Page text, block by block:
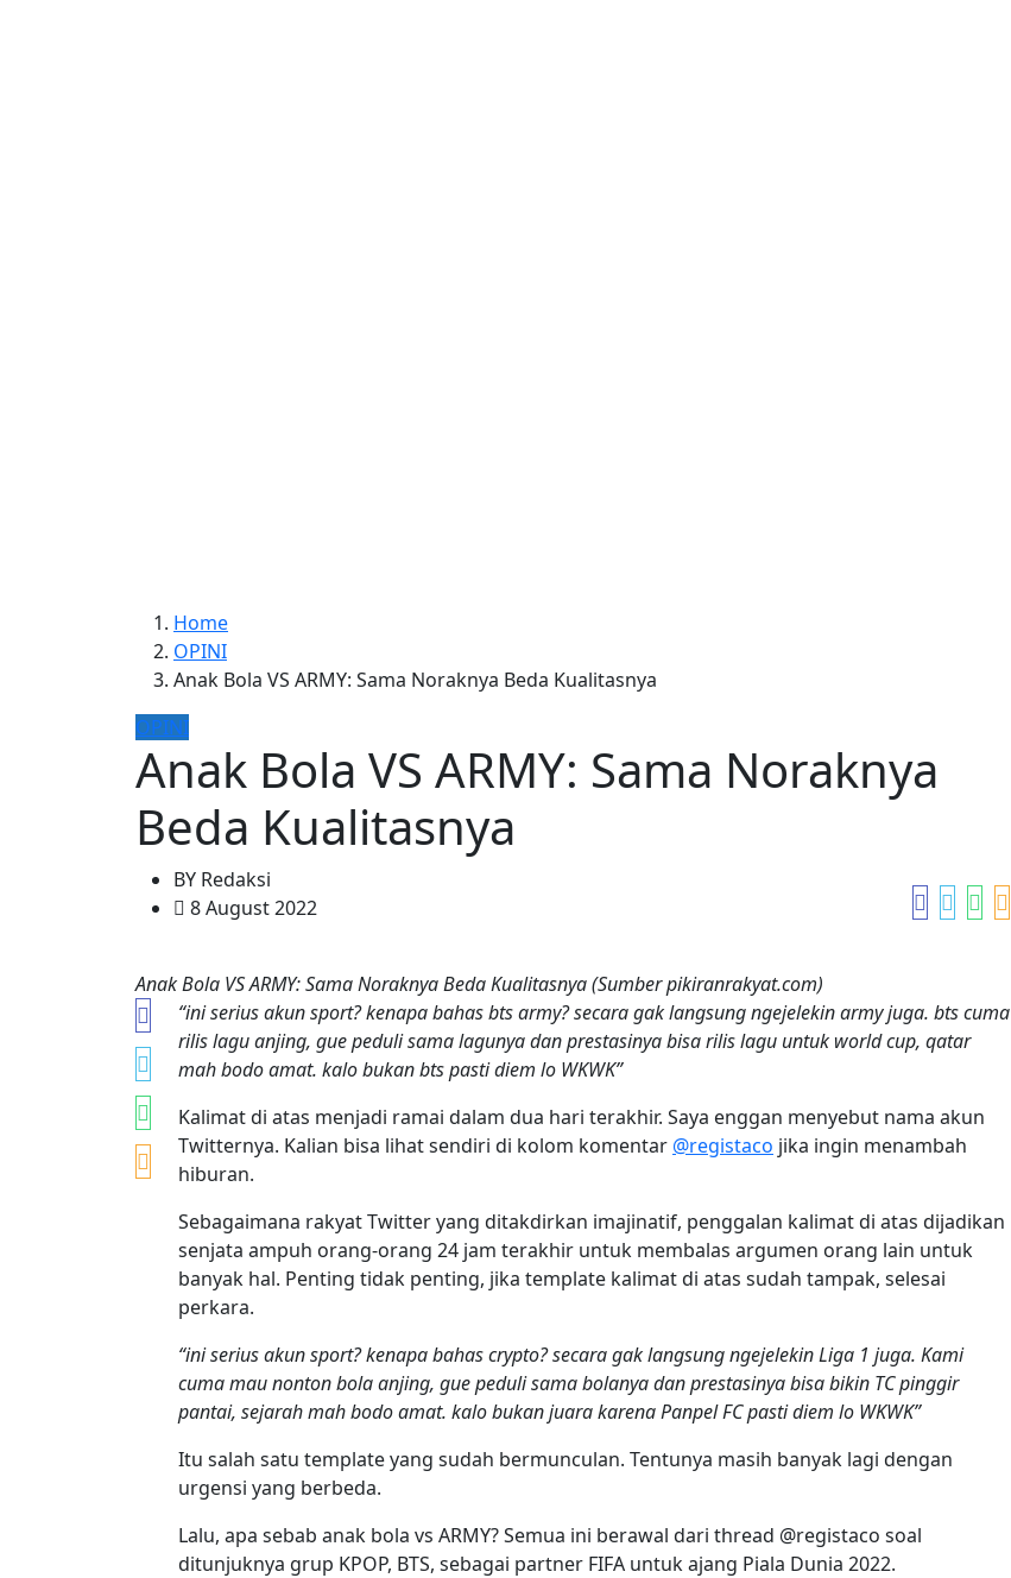
Home
OPINI
Anak Bola VS ARMY: Sama Noraknya Beda Kualitasnya
OPINI
Anak Bola VS ARMY: Sama Noraknya
Beda Kualitasnya
BY Redaksi
8 August 2022
Anak Bola VS ARMY: Sama Noraknya Beda Kualitasnya (Sumber pikiranrakyat.com)
“ini serius akun sport? kenapa bahas bts army? secara gak langsung ngejelekin army juga. bts cuma
rilis lagu anjing, gue peduli sama lagunya dan prestasinya bisa rilis lagu untuk world cup, qatar
mah bodo amat. kalo bukan bts pasti diem lo WKWK”
Kalimat di atas menjadi ramai dalam dua hari terakhir. Saya enggan menyebut nama akun
Twitternya. Kalian bisa lihat sendiri di kolom komentar @registaco jika ingin menambah
hiburan.
Sebagaimana rakyat Twitter yang ditakdirkan imajinatif, penggalan kalimat di atas dijadikan
senjata ampuh orang-orang 24 jam terakhir untuk membalas argumen orang lain untuk
banyak hal. Penting tidak penting, jika template kalimat di atas sudah tampak, selesai
perkara.
“ini serius akun sport? kenapa bahas crypto? secara gak langsung ngejelekin Liga 1 juga. Kami
cuma mau nonton bola anjing, gue peduli sama bolanya dan prestasinya bisa bikin TC pinggir
pantai, sejarah mah bodo amat. kalo bukan juara karena Panpel FC pasti diem lo WKWK”
Itu salah satu template yang sudah bermunculan. Tentunya masih banyak lagi dengan
urgensi yang berbeda.
Lalu, apa sebab anak bola vs ARMY? Semua ini berawal dari thread @registaco soal
ditunjuknya grup KPOP, BTS, sebagai partner FIFA untuk ajang Piala Dunia 2022.